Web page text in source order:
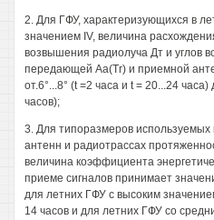
2. Для ГФУ, характеризующихся в
значением IV, величина
возвышения радиолуча Дт и углов
передающей Аа(Тг) и приемной
от.6°...8° (t =2 часа и t = 20...24
часов);
3. Для типоразмеров
антенн и радиотрассах
величина коэффициента
приеме сигналов принимает
для летних ГФУ с высоким
14 часов и для летних ГФУ со